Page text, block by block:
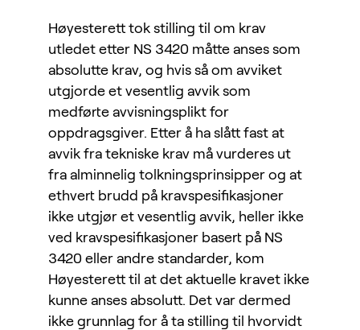
Høyesterett tok stilling til om krav
utledet etter NS 3420 måtte anses som
absolutte krav, og hvis så om avviket
utgjorde et vesentlig avvik som
medførte avvisningsplikt for
oppdragsgiver. Etter å ha slått fast at
avvik fra tekniske krav må vurderes ut
fra alminnelig tolkningsprinsipper og at
ethvert brudd på kravspesifikasjoner
ikke utgjør et vesentlig avvik, heller ikke
ved kravspesifikasjoner basert på NS
3420 eller andre standarder, kom
Høyesterett til at det aktuelle kravet ikke
kunne anses absolutt. Det var dermed
ikke grunnlag for å ta stilling til hvorvidt